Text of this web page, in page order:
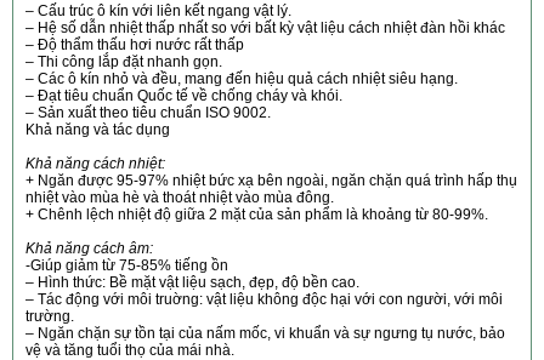
– Cấu trúc ô kín với liên kết ngang vật lý.
– Hệ số dẫn nhiệt thấp nhất so với bất kỳ vật liệu cách nhiệt đàn hồi khác
– Độ thẩm thấu hơi nước rất thấp
– Thi công lắp đặt nhanh gọn.
– Các ô kín nhỏ và đều, mang đến hiệu quả cách nhiệt siêu hạng.
– Đạt tiêu chuẩn Quốc tế về chống cháy và khói.
– Sản xuất theo tiêu chuẩn ISO 9002.
Khả năng và tác dụng
Khả năng cách nhiệt:
+ Ngăn được 95-97% nhiệt bức xạ bên ngoài, ngăn chặn quá trình hấp thụ
nhiệt vào mùa hè và thoát nhiệt vào mùa đông.
+ Chênh lệch nhiệt độ giữa 2 mặt của sản phẩm là khoảng từ 80-99%.
Khả năng cách âm:
-Giúp giảm từ 75-85% tiếng ồn
– Hình thức: Bề mặt vật liệu sạch, đẹp, độ bền cao.
– Tác động với môi truờng: vật liệu không độc hại với con người, với môi
trường.
– Ngăn chặn sự tồn tại của nấm mốc, vi khuẩn và sự ngưng tụ nước, bảo
vệ và tăng tuổi thọ của mái nhà.